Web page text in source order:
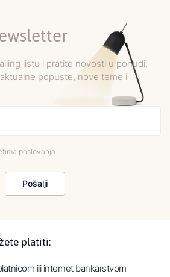
listu i pratite novosti u ponudi,
popuste, nove teme i
poslovanja
Pošalji
platiti:
ili internet bankarstvom